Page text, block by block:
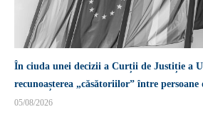
În ciuda unei decizii a Curții de Justiție a
recunoașterea „căsătoriilor” între persoane
05/08/2026